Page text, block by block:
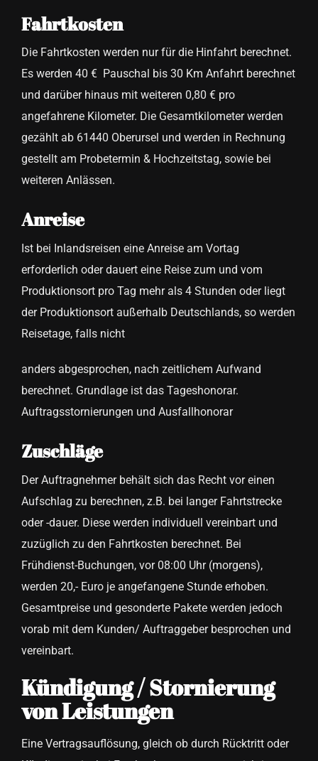
Fahrtkosten
Die Fahrtkosten werden nur für die Hinfahrt berechnet.
Es werden 40 € Pauschal bis 30 Km Anfahrt berechnet
und darüber hinaus mit weiteren 0,80 € pro
angefahrene Kilometer. Die Gesamtkilometer werden
gezählt ab 61440 Oberursel und werden in Rechnung
gestellt am Probetermin & Hochzeitstag, sowie bei
weiteren Anlässen.
Anreise
Ist bei Inlandsreisen eine Anreise am Vortag
erforderlich oder dauert eine Reise zum und vom
Produktionsort pro Tag mehr als 4 Stunden oder liegt
der Produktionsort außerhalb Deutschlands, so werden
Reisetage, falls nicht
anders abgesprochen, nach zeitlichem Aufwand
berechnet. Grundlage ist das Tageshonorar.
Auftragsstornierungen und Ausfallhonorar
Zuschläge
Der Auftragnehmer behält sich das Recht vor einen
Aufschlag zu berechnen, z.B. bei langer Fahrtstrecke
oder -dauer. Diese werden individuell vereinbart und
zuzüglich zu den Fahrtkosten berechnet. Bei
Frühdienst-Buchungen, vor 08:00 Uhr (morgens),
werden 20,- Euro je angefangene Stunde erhoben.
Gesamtpreise und gesonderte Pakete werden jedoch
vorab mit dem Kunden/ Auftraggeber besprochen und
vereinbart.
Kündigung / Stornierung
von Leistungen
Eine Vertragsauflösung, gleich ob durch Rücktritt oder